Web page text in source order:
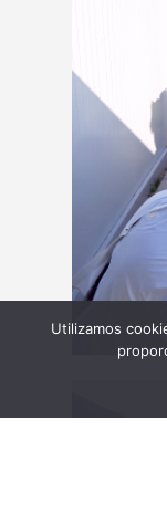
Utilizamos